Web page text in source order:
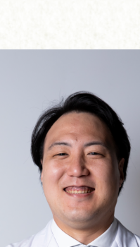
払い方法
部屋
理教室
当